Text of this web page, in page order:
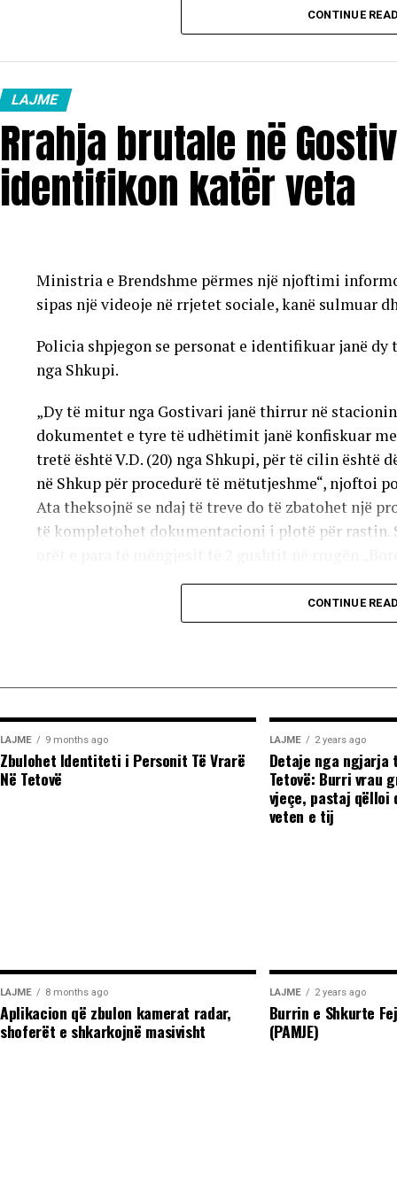
Vaji ekstra i lehtë (EL-1): 98,5 denarë/litërCONTINUE
LAJME
Rrahja brutale në
identifikon katër veta
Ministria e Brendshme përmes një njoftimi
sipas një videoje në rrjetet sociale, kanë sulmuar
Policia shpjegon se personat e identifikuar janë
nga Shkupi.
„Dy të mitur nga Gostivari janë thirrur në
dokumentet e tyre të udhëtimit janë konfiskuar
tretë është V.D. (20) nga Shkupi, për të cilin
në Shkup për procedurë të mëtutjeshme“, njoftoi
Ata theksojnë se ndaj të treve do të zbatohet një
të kompletohet dokumentacioni i plotë për rastin.
me mjete dhe shkopinj druri.
Në rrjetet sociale u shfaq një video-incizim
Sipas informacioneve të publikuara, gjatë rrahjes,
Përkundër faktit se po shtrihej në rrugë, në
shumta ndaj trupit të tij, gjë që ka shkaktuar
sociale.(INA)
CONTINUE
LAJME 9 months ago
Zbulohet Identiteti i Personit Të Vrarë
Në Tetovë
LAJME 2 years ago
Detaje nga ngjarja
Tetovë: Burri vrau
vjeçe, pastaj qëlloi
veten e tij
LAJME 8 months ago
Aplikacion që zbulon kamerat radar,
shoferët e shkarkojnë masivisht
LAJME 2 years ago
Burrin e Shkurte
(PAMJE)